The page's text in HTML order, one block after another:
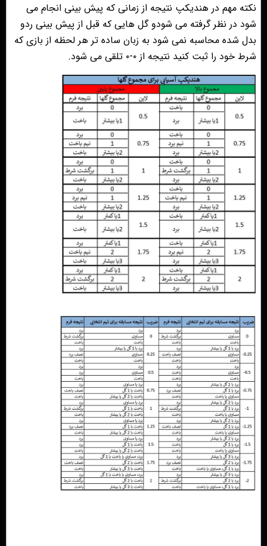
نكته مهم در هنديكپ نتيجه از زمانى كه پيش بينى انجام مى
شود در نظر گرفته مى شودو گل هايى كه قبل از پيش بينى ردو
بدل شده محاسبه نمى شود به زبان ساده تر هر لحظه از بازى كه
شرط خود را ثبت كنيد نتيجه از ٠-٠ تلقى مى شود.